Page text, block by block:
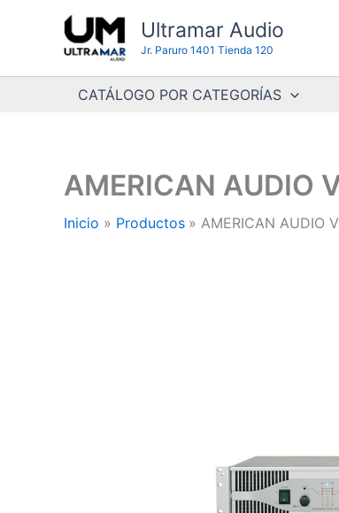
contenido
Ultramar Audio
Jr. Paruro 1401 Tienda 120
CATÁLOGO POR CATEGORÍAS
AMERICAN AUDIO
Inicio Productos AMERICAN AUDIO